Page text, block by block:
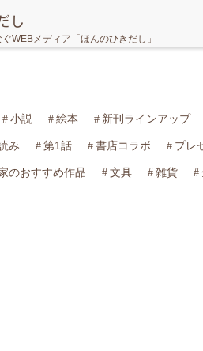
WEBメディア「ほんのひきだし」
小説 絵本 新刊ラインアップ
み 第1話 書店コラボ プレ
のおすすめ作品 文具 雑貨